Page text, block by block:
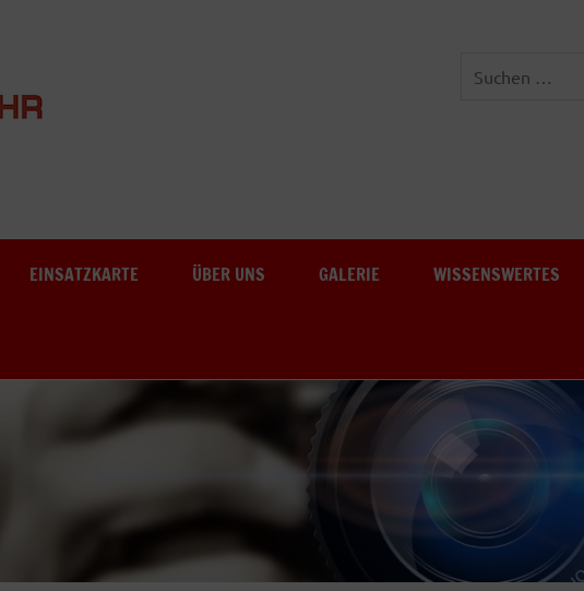
Freiwillige Feuerwehr Au-See
EINSATZKARTE ÜBER UNS GALERIE WISSENSWERTES